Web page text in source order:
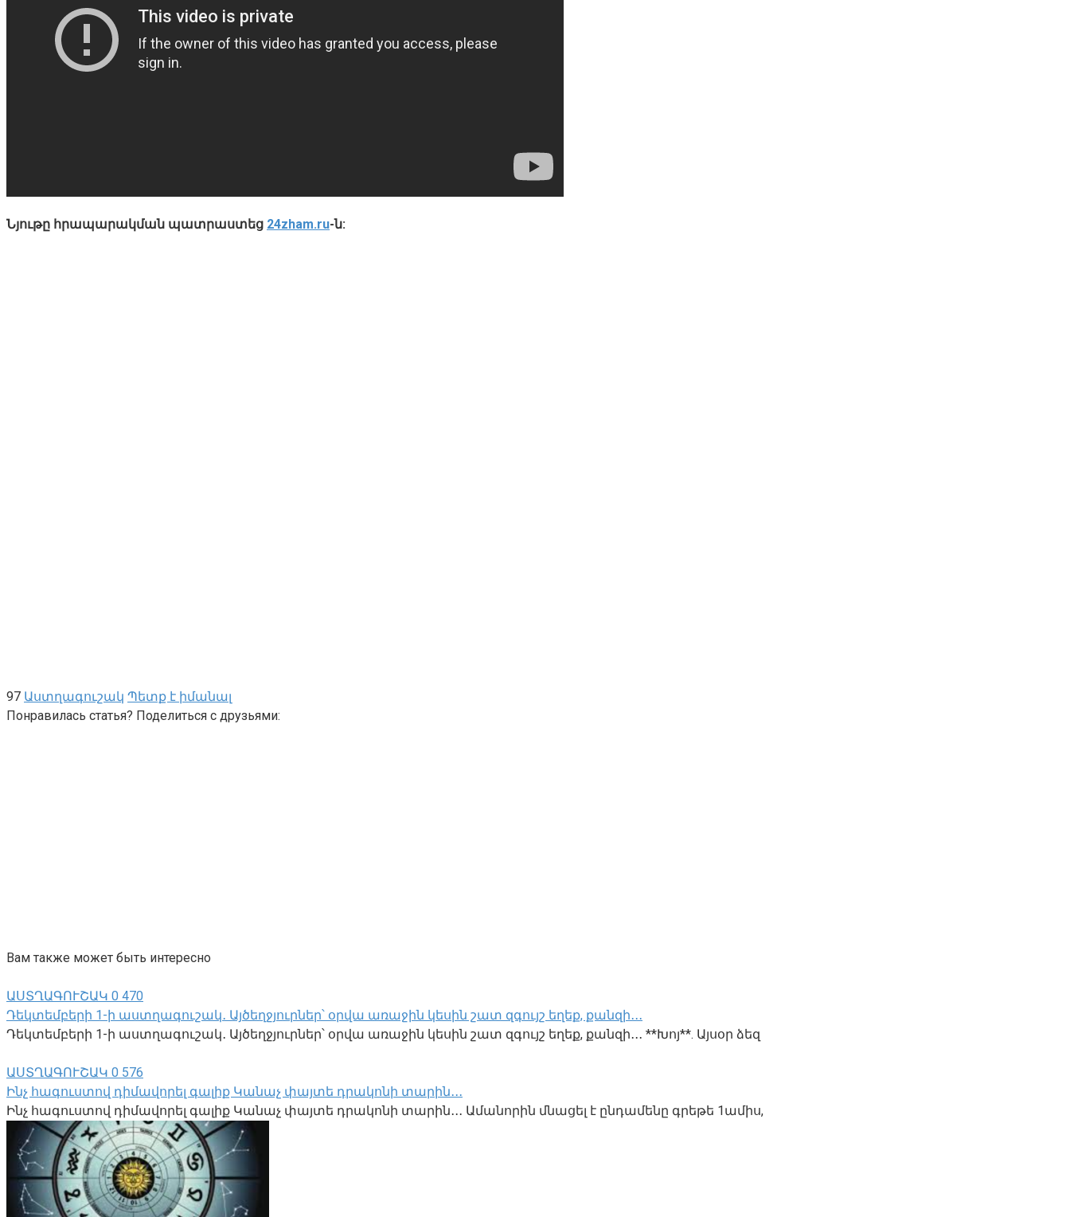
Նյութը հրապարակման պատրաստեց 24zham.ru-ն:
97 Աստղագուշակ Պետք է իմանալ
Понравилась статья? Поделиться с друзьями:
Вам также может быть интересно
ԱՍՏՂԱԳՈՒՇԱԿ 0 470
Դեկտեմբերի 1-ի աստղագուշակ․ Այծեղջյուրներ՝ օրվա առաջին կեսին շատ զգույշ եղեք, քանզի․․․
Դեկտեմբերի 1-ի աստղագուշակ․ Այծեղջյուրներ՝ օրվա առաջին կեսին շատ զգույշ եղեք, քանզի․․․ **Խոյ**. Այսօր ձեզ
ԱՍՏՂԱԳՈՒՇԱԿ 0 576
Ինչ հագուստով դիմավորել գալիք Կանաչ փայտե դրակոնի տարին․․․
Ինչ հագուստով դիմավորել գալիք Կանաչ փայտե դրակոնի տարին․․․ Ամանորին մնացել է ընդամենը գրեթե 1ամիս,